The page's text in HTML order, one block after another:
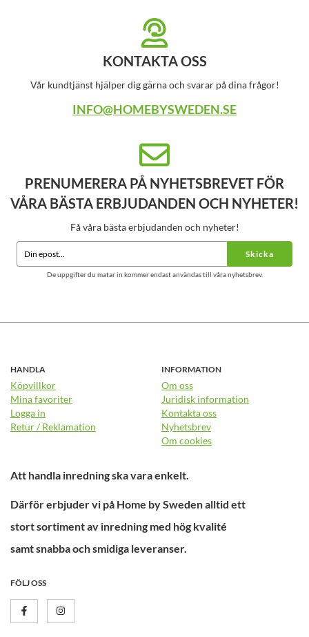
KONTAKTA OSS
Vår kundtjänst hjälper dig gärna och svarar på dina frågor!
INFO@HOMEBYSWEDEN.SE
PRENUMERERA PÅ NYHETSBREVET FÖR
VÅRA BÄSTA ERBJUDANDEN OCH NYHETER!
Få våra bästa erbjudanden och nyheter!
Skicka
De uppgifter du matar in kommer endast användas till våra nyhetsbrev.
HANDLA
Köpvillkor
Mina favoriter
Logga in
Retur / Reklamation
INFORMATION
Om oss
Juridisk information
Kontakta oss
Nyhetsbrev
Om cookies
Att handla inredning ska vara enkelt.
Därför erbjuder vi på Home by Sweden alltid ett
stort sortiment av inredning med hög kvalité
samt snabba och smidiga leveranser.
FÖLJ OSS